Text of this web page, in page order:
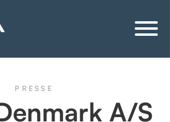
PRESSE
A/S